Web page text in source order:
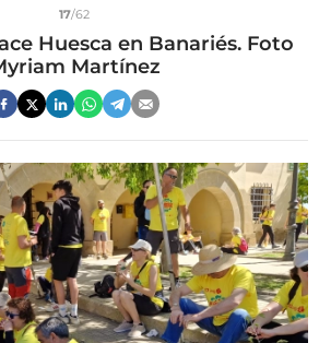
17/62
Huesca en Banariés. Foto
Martínez